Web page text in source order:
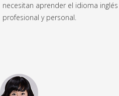
necesitan aprender el idioma
profesional y personal.